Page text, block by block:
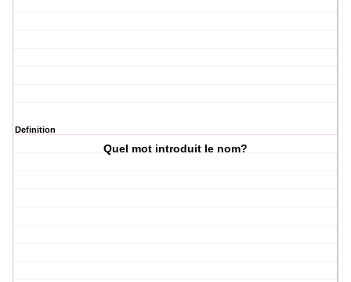
Definition
Quel mot introduit le nom?